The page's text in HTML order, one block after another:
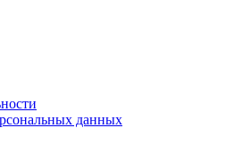
данных